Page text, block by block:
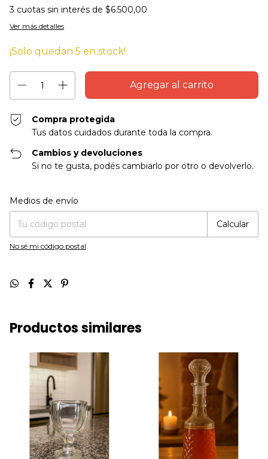
3 cuotas sin interés de $6.500,00
Ver más detalles
¡Solo quedan 5 en stock!
Compra protegida
Tus datos cuidados durante toda la compra.
Cambios y devoluciones
Si no te gusta, podés cambiarlo por otro o devolverlo.
Entregas para el CP:
Medios de envío
Calcular
No sé mi código postal
Productos similares